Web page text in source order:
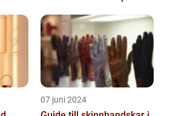
07 juni 2024